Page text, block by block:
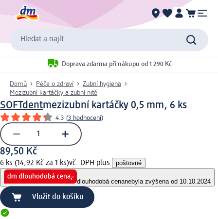
Hledat a najít
Doprava zdarma při nákupu od 1 290 Kč
Domů Péče o zdraví
Zubní hygiena
Mezizubní kartáčky a zubní nitě
SOFTdentmezizubní kartáčky 0,5 mm, 6 ks
4.3 (3 hodnocení)
89,50 Kč
6 ks (14,92 Kč za 1 ks)vč. DPH plus poštovné
dlouhodobá cenanebyla zvýšena od 10.10.2024
Vložit do košíku